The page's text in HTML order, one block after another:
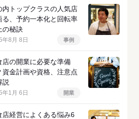
内トップクラスの人気店
る、予約一本化と回転率
の秘訣
年8月 8日 事例
店の開業に必要な準備
資金計画や資格、注意点
説
年1月 6日 開業
店経営によくある悩み6